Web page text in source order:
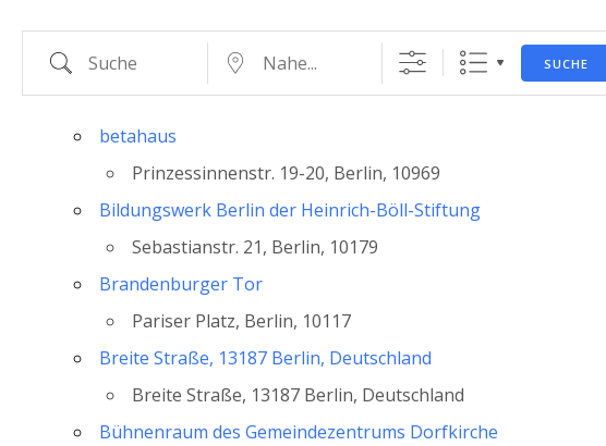
SUCHE
betahaus
Prinzessinnenstr. 19-20, Berlin, 10969
Bildungswerk Berlin der Heinrich-Böll-Stiftung
Sebastianstr. 21, Berlin, 10179
Brandenburger Tor
Pariser Platz, Berlin, 10117
Breite Straße, 13187 Berlin, Deutschland
Breite Straße, 13187 Berlin, Deutschland
Bühnenraum des Gemeindezentrums Dorfkirche